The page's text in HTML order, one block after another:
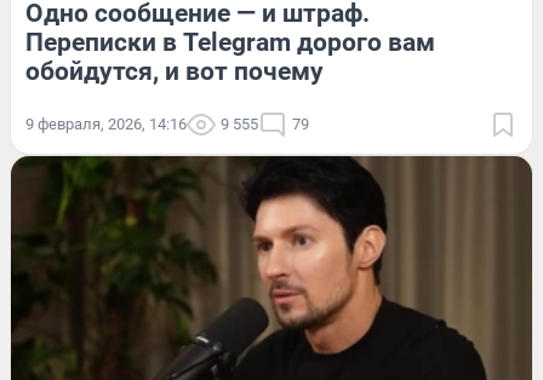
Одно сообщение — и штраф.
Переписки в Telegram дорого вам
обойдутся, и вот почему
9 февраля, 2026, 14:16 9 555 79